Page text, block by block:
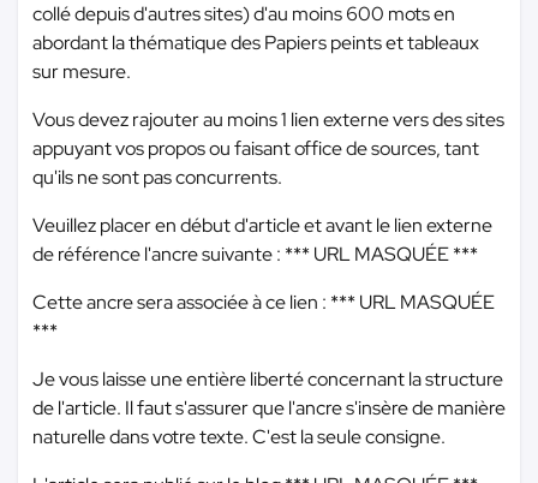
collé depuis d'autres sites) d'au moins 600 mots en
abordant la thématique des Papiers peints et tableaux
sur mesure.
Vous devez rajouter au moins 1 lien externe vers des sites
appuyant vos propos ou faisant office de sources, tant
qu'ils ne sont pas concurrents.
Veuillez placer en début d'article et avant le lien externe
de référence l'ancre suivante : *** URL MASQUÉE ***
Cette ancre sera associée à ce lien : *** URL MASQUÉE
***
Je vous laisse une entière liberté concernant la structure
de l'article. Il faut s'assurer que l'ancre s'insère de manière
naturelle dans votre texte. C'est la seule consigne.